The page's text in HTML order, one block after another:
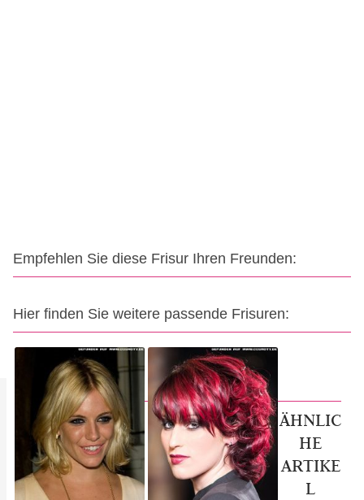
Empfehlen Sie diese Frisur Ihren Freunden:
Hier finden Sie weitere passende Frisuren:
ÄHNLIC
HE
ARTIKE
L